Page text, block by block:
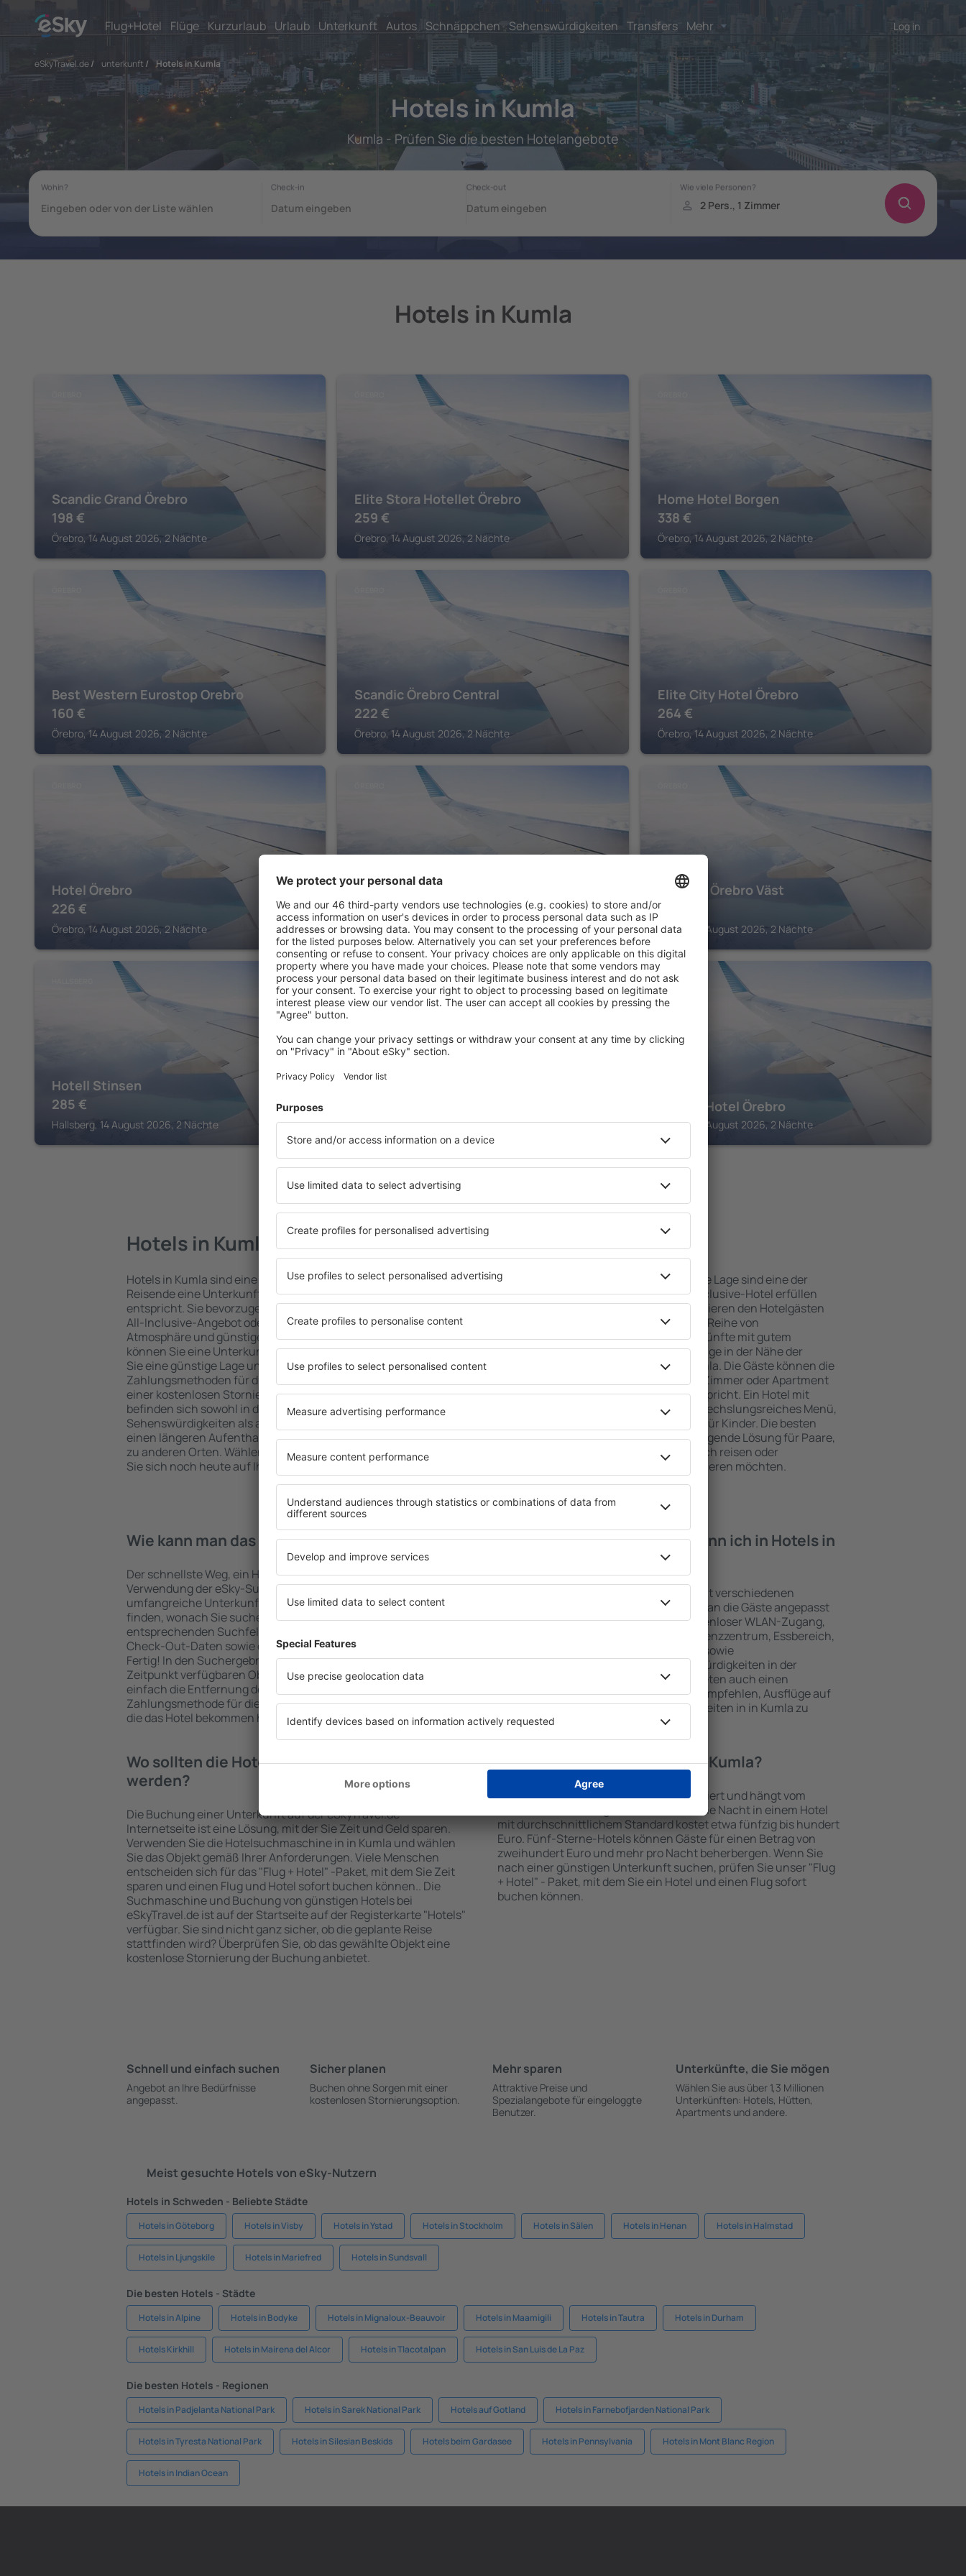
Flug+Hotel Flüge Kurzurlaub Urlaub Unterkunft Autos Schnäppchen Sehenswürdigkeiten Transfers Mehr Log in
eSkyTravel.de/ unterkunft / Hotels in Kumla
Hotels in Kumla
Kumla - Prüfen Sie die besten Hotelangebote
Hotels in Kumla
Scandic Grand Örebro
198 €
Örebro, 14 August 2026, 2 Nächte
Elite Stora Hotellet Örebro
259 €
Örebro, 14 August 2026, 2 Nächte
Home Hotel Borgen
338 €
Örebro, 14 August 2026, 2 Nächte
Best Western Eurostop Orebro
160 €
Örebro, 14 August 2026, 2 Nächte
Scandic Örebro Central
222 €
Örebro, 14 August 2026, 2 Nächte
Elite City Hotel Örebro
264 €
Örebro, 14 August 2026, 2 Nächte
Hotel Örebro
226 €
Örebro, 14 August 2026, 2 Nächte
Hotell Hjalmar
247€
Örebro, 14 August 2026, 2 Nächte
Scandic Örebro Väst
212
Örebro, 14 August 2026, 2 Nächte
Hotell Stinsen
285 €
Hallsberg, 14 August 2026, 2 Nächte
KUMLA
Kumla Hotel
Kumla, 14 August 2026, 2 Nächte
ÖREBRO
Clarion Hotel Örebro
Örebro, 14 August 2026, 2 Nächte
Mehr Hotels ansehen in Kumla
Hotels in Kumla
Hotels in Kumla sind eine vielfältige Unterkunftsbasis, in der jeder
Reisende eine Unterkunft findet, die seinen Erwartungen
entspricht. Sie bevorzugen ein Hotel mit hohem Standard und
All-Inclusive-Angebot oder wählen Hotels aus, die eine intime
Atmosphäre und günstige Unterkünfte garantieren? in Kumla
können Sie eine Unterkunft für jede Geldtasche buchen! Wählen
Sie eine günstige Lage und den Standard des Hotels sowie die
Zahlungsmethoden für die Unterkunft aus und die Möglichkeit
einer kostenlosen Stornierung der Buchung. Hotels in Kumla
befinden sich sowohl in der Nähe der beliebtesten
Sehenswürdigkeiten als auch abseits der Masse. Perfekt für
einen längeren Aufenthalt und als Ausgangspunkt für Ausflüge
zu anderen Orten. Wählen Sie ein Hotel für sich aus und bereiten
Sie sich noch heute auf Ihre Reise oder Geschäftsreise vor!
Kumla – beste Hotels
Umfassender Service und eine attraktive Lage sind eine der
wichtigsten Bedingungen, die ein All-Inclusive-Hotel erfüllen
muss. Die besten Hotels in Kumla garantieren den Hotelgästen
einen hervorragenden Service und eine Reihe von
Annehmlichkeiten. Hochwertige Unterkünfte mit gutem
Standard bieten eine ausgezeichnete Lage in der Nähe der
wichtigsten Sehenswürdigkeiten in Kumla. Die Gäste können die
kostenlosen Parkplätze nutzen und ein Zimmer oder Apartment
auswählen, das ihren Erwartungen entspricht. Ein Hotel mit
hohem Standard umfasst ebenfalls abwechslungsreiches Menü,
SPA oder Fitnesszone und Attraktionen für Kinder. Die besten
Unterkünfte in Kumla sind eine hervorragende Lösung für Paare,
Familien sowie Personen, die geschäftlich reisen oder
Schulungen für ihre Mitarbeiter organisieren möchten.
Wie kann man das Hotel in in Kumla finden?
Der schnellste Weg, ein Hotel in Kumla zu finden, ist die
Verwendung der eSky-Suchmaschine für Unterkünfte. Eine
umfangreiche Unterkunftsbasis garantiert, dass Sie gerade das
finden, wonach Sie suchen. Geben Sie den Reiseort in die
entsprechenden Suchfelder ein, wählen Sie die Check-In- und
Check-Out-Daten sowie die Anzahl der Gäste und Zimmer aus.
Fertig! In den Suchergebnissen werden die zum angegebenen
Zeitpunkt verfügbaren Objekte angezeigt. Sie können ganz
einfach die Entfernung des Hotels vom Zentrum, die
Zahlungsmethode für die Unterkunft oder die Anzahl der Sterne,
die das Hotel bekommen hat, überprüfen.
Welche Annehmlichkeiten kann ich in Hotels in
Hotels in in Kumla sind Einrichtungen mit verschiedenen
Standards sowie Annehmlichkeiten, die an die Gäste angepasst
sind . Zu den beliebtesten gehören kostenloser WLAN-Zugang,
SPA-Zone, Bar / Safe im Zimmer, Konferenzzentrum, Essbereich,
Kinderspielecke, kostenlose Parkplätze sowie
Informationsbroschüren über Sehenswürdigkeiten in der
Umgebung. Einige der Einrichtungen bieten auch einen
Transport vom/zum Flughafen an oder empfehlen, Ausflüge auf
den Spuren der größten Sehenswürdigkeiten in in Kumla zu
unternehmen.
Wo sollten die Hotels in in Kumla gebucht
werden?
Die Buchung einer Unterkunft auf der eSkyTravel.de-
Internetseite ist eine Lösung, mit der Sie Zeit und Geld sparen.
Verwenden Sie die Hotelsuchmaschine in in Kumla und wählen
Sie das Objekt gemäß Ihrer Anforderungen. Viele Menschen
entscheiden sich für das "Flug + Hotel" -Paket, mit dem Sie Zeit
sparen und einen Flug und Hotel sofort buchen können.. Die
Suchmaschine und Buchung von günstigen Hotels bei
eSkyTravel.de ist auf der Startseite auf der Registerkarte "Hotels"
verfügbar. Sie sind nicht ganz sicher, ob die geplante Reise
stattfinden wird? Überprüfen Sie, ob das gewählte Objekt eine
kostenlose Stornierung der Buchung anbietet.
Wie viel kostet ein Hotel in in Kumla?
Der Preis pro Unterkunft in in Kumla variiert und hängt vom
Standard und der Lage des Hotels ab. Eine Nacht in einem Hotel
mit durchschnittlichem Standard kostet etwa fünfzig bis hundert
Euro. Fünf-Sterne-Hotels können Gäste für einen Betrag von
zweihundert Euro und mehr pro Nacht beherbergen. Wenn Sie
nach einer günstigen Unterkunft suchen, prüfen Sie unser "Flug
+ Hotel" - Paket, mit dem Sie ein Hotel und einen Flug sofort
buchen können.
Schnell und einfach suchen
Angebot an Ihre Bedürfnisse
angepasst.
Sicher planen
Buchen ohne Sorgen mit einer
kostenlosen Stornierungsoption.
Mehr sparen
Attraktive Preise und
Spezialangebote für eingeloggte
Benutzer.
Unterkünfte, die Sie mögen
Wählen Sie aus über 1,3 Millionen
Unterkünften: Hotels, Hütten,
Apartments und andere.
Meist gesuchte Hotels von eSky-Nutzern
Hotels in Schweden - Beliebte Städte
Hotels in Göteborg Hotels in Visby Hotels in Ystad Hotels in Stockholm Hotels in Sälen Hotels in Henan Hotels in Halmstad
Hotels in Ljungskile Hotels in Mariefred Hotels in Sundsvall
Die besten Hotels - Städte
Hotels in Alpine Hotels in Bodyke Hotels in Mignaloux-Beauvoir Hotels in Maamigili Hotels in Tautra Hotels in Durham
Hotels Kirkhill Hotels in Mairena del Alcor Hotels in Tlacotalpan Hotels in San Luis de La Paz
Die besten Hotels - Regionen
Hotels in Padjelanta National Park Hotels in Sarek National Park Hotels auf Gotland Hotels in Farnebofjarden National Park
Hotels in Tyresta National Park Hotels in Silesian Beskids Hotels beim Gardasee Hotels in Pennsylvania Hotels in Mont Blanc Region
Hotels in Indian Ocean